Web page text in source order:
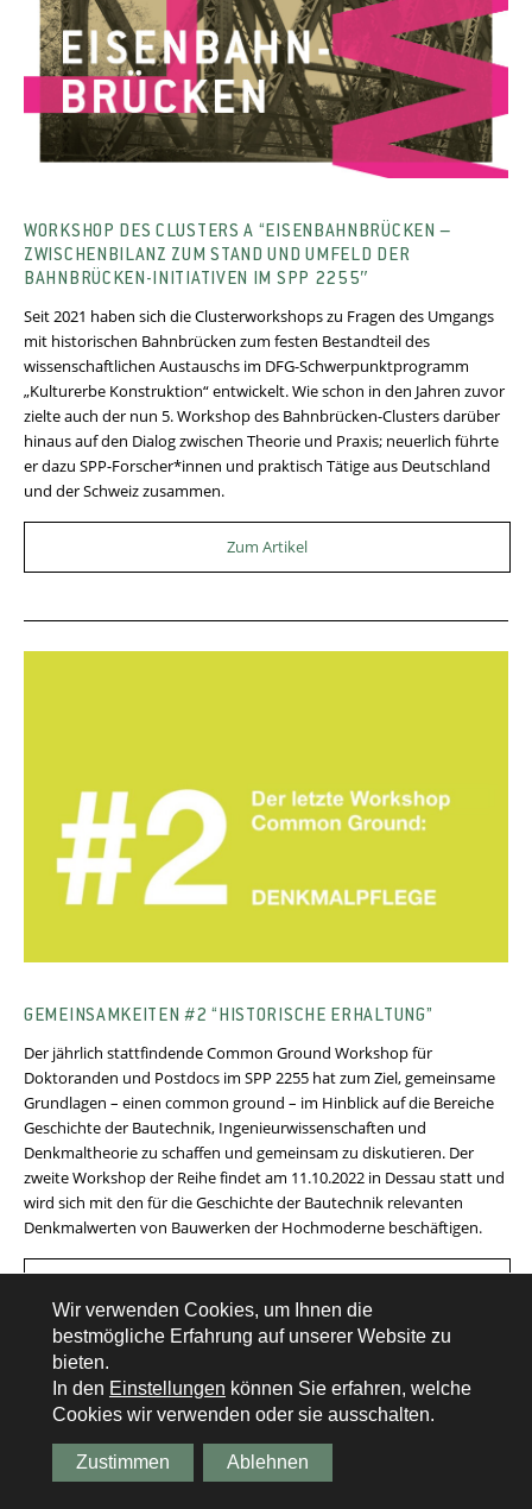
WORKSHOP DES CLUSTERS A “EISENBAHNBRÜCKEN –
ZWISCHENBILANZ ZUM STAND UND UMFELD DER
BAHNBRÜCKEN-INITIATIVEN IM SPP 2255″
Seit 2021 haben sich die Clusterworkshops zu Fragen des Umgangs
mit historischen Bahnbrücken zum festen Bestandteil des
wissenschaftlichen Austauschs im DFG-Schwerpunktprogramm
„Kulturerbe Konstruktion“ entwickelt. Wie schon in den Jahren zuvor
zielte auch der nun 5. Workshop des Bahnbrücken-Clusters darüber
hinaus auf den Dialog zwischen Theorie und Praxis; neuerlich führte
er dazu SPP-Forscher*innen und praktisch Tätige aus Deutschland
und der Schweiz zusammen.
Zum Artikel
GEMEINSAMKEITEN #2 “HISTORISCHE ERHALTUNG”
Der jährlich stattfindende Common Ground Workshop für
Doktoranden und Postdocs im SPP 2255 hat zum Ziel, gemeinsame
Grundlagen – einen common ground – im Hinblick auf die Bereiche
Geschichte der Bautechnik, Ingenieurwissenschaften und
Denkmaltheorie zu schaffen und gemeinsam zu diskutieren. Der
zweite Workshop der Reihe findet am 11.10.2022 in Dessau statt und
wird sich mit den für die Geschichte der Bautechnik relevanten
Denkmalwerten von Bauwerken der Hochmoderne beschäftigen.
Wir verwenden Cookies, um Ihnen die
bestmögliche Erfahrung auf unserer Website zu
bieten.
In den Einstellungen können Sie erfahren, welche
Cookies wir verwenden oder sie ausschalten.
Zustimmen Ablehnen